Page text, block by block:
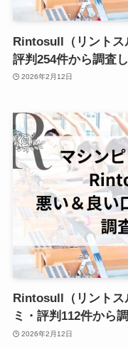
Rintosull（リントス
評判254件から調査
2026年2月12日
Rintosull（リントス
ミ・評判112件から
2026年2月12日